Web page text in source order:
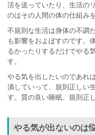
活を送っていたり、生活の
のはその人間の体の仕組み
不規則な生活は身体の不調
も影響をおよぼすのです。
るかったりするだけでやる
す。
やる気を出したいのであれ
潰していって、規則正しい
す。質の良い睡眠、規則正
やる気が出ないのは